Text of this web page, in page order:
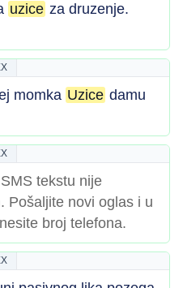
uzice za druzenje.
momka Uzice damu
tekstu nije
Pošaljite novi oglas i u
broj telefona.